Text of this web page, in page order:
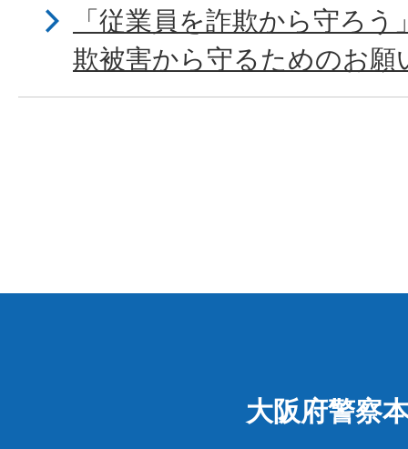
「従業員を詐欺から守ろ
欺被害から守るためのお願
大阪府警察